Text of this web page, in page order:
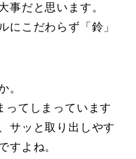
事だと思います。
にこだわらず「鈴」
。
ってしまっています
サッと取り出しやす
すよね。